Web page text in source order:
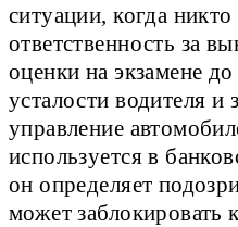
ситуации, когда
ответственность за
оценки на экзамене
усталости водителя и
управление
используется в
он определяет
может заблокировать